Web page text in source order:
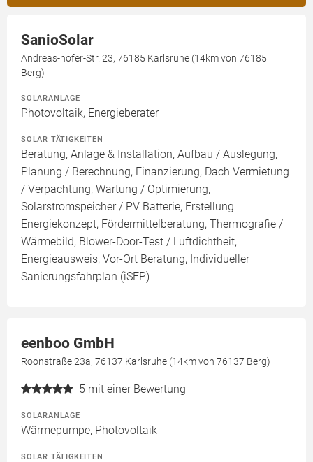
SanioSolar
Andreas-hofer-Str. 23, 76185 Karlsruhe (14km von 76185
Berg)
SOLARANLAGE
Photovoltaik, Energieberater
SOLAR TÄTIGKEITEN
Beratung, Anlage & Installation, Aufbau / Auslegung,
Planung / Berechnung, Finanzierung, Dach Vermietung
/ Verpachtung, Wartung / Optimierung,
Solarstromspeicher / PV Batterie, Erstellung
Energiekonzept, Fördermittelberatung, Thermografie /
Wärmebild, Blower-Door-Test / Luftdichtheit,
Energieausweis, Vor-Ort Beratung, Individueller
Sanierungsfahrplan (iSFP)
eenboo GmbH
Roonstraße 23a, 76137 Karlsruhe (14km von 76137 Berg)
5 mit einer Bewertung
SOLARANLAGE
Wärmepumpe, Photovoltaik
SOLAR TÄTIGKEITEN